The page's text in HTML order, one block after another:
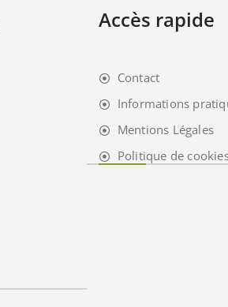
Accès rapide
Contact
Informations
Mentions Légales
Politique de